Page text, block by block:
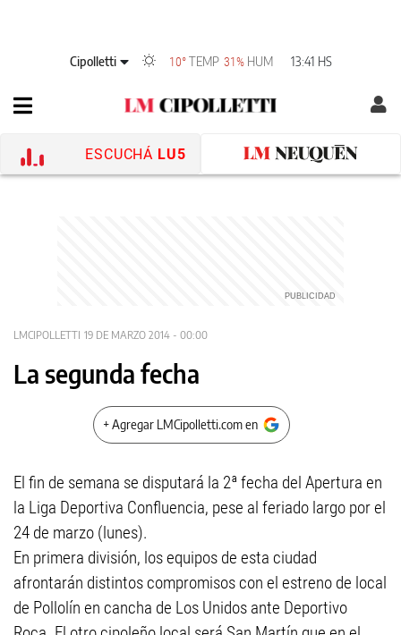
Cipolletti 10° TEMP 31% HUM 13:41 HS
ESCUCHÁ LU5
LMCIPOLLETTI 19 DE MARZO 2014 - 00:00
La segunda fecha
+ Agregar LMCipolletti.com en
El fin de semana se disputará la 2ª fecha del Apertura en
la Liga Deportiva Confluencia, pese al feriado largo por el
24 de marzo (lunes).
En primera división, los equipos de esta ciudad
afrontarán distintos compromisos con el estreno de local
de Pollolín en cancha de Los Unidos ante Deportivo